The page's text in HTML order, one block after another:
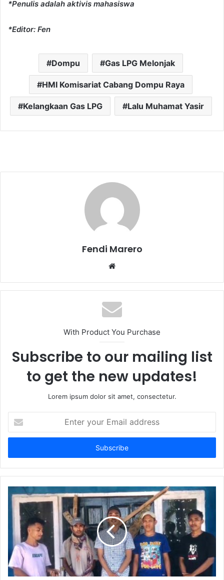
*Penulis adalah aktivis mahasiswa
*Editor: Fen
Dompu Gas LPG Melonjak
HMI Komisariat Cabang Dompu Raya
Kelangkaan Gas LPG Lalu Muhamat Yasir
Fendi Marero
With Product You Purchase
Subscribe to our mailing list
to get the new updates!
Lorem ipsum dolor sit amet, consectetur.
your
Email